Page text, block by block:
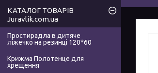
КАТАЛОГ ТОВАРІВ
Juravlik.com.ua
Простирадла в дитяче
ліжечко на резинці 120*60
Крижма Полотенце для
хрещення